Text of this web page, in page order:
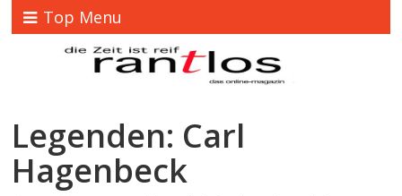
Top Menu
Legenden: Carl
Hagenbeck